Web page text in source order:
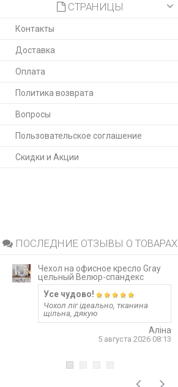
СТРАНИЦЫ
Контакты
Доставка
Оплата
Политика возврата
Вопросы
Пользовательское соглашение
Скидки и Акции
ПОСЛЕДНИЕ ОТЗЫВЫ О ТОВАРАХ
Чехол на офисное кресло Gray
цельный Велюр-спандекс
Усе чудово!
Чохол ліг ідеально, тканина
щільна, дякую
Аліна
5 августа 2026 08:13